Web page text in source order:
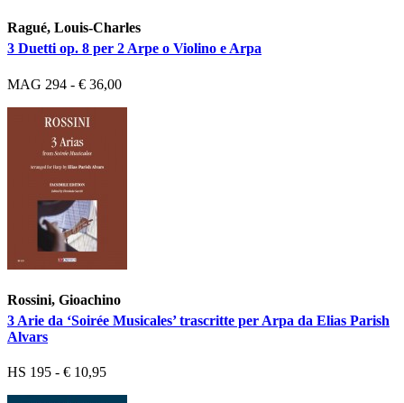
Ragué, Louis-Charles
3 Duetti op. 8 per 2 Arpe o Violino e Arpa
MAG 294 - € 36,00
Rossini, Gioachino
3 Arie da ‘Soirée Musicales’ trascritte per Arpa da Elias Parish
Alvars
HS 195 - € 10,95